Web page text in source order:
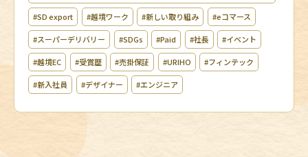
#SD export #越境ワーク #新しい取り組み #eコマース
#スーパーデリバリー #SDGs #Paid #社長 #イベント
#越境EC #受賞歴 #売掛保証 #URIHO #フィンテック
#新入社員 #デザイナー #エンジニア